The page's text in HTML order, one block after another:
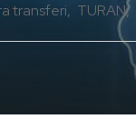
transferi TURAN